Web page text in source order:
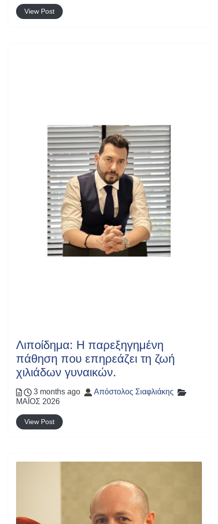
View Post
Λιποίδημα: Η παρεξηγημένη
πάθηση που επηρεάζει τη ζωή
χιλιάδων γυναικών.
Posted
3 months ago Author
Απόστολος Σιαφλιάκης
ΜΑΪΟΣ 2026
View Post